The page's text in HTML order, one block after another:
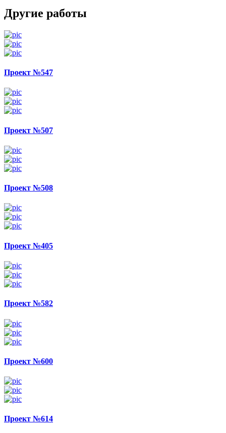
Другие работы
Проект №547
Проект №507
Проект №508
Проект №405
Проект №582
Проект №600
Проект №614